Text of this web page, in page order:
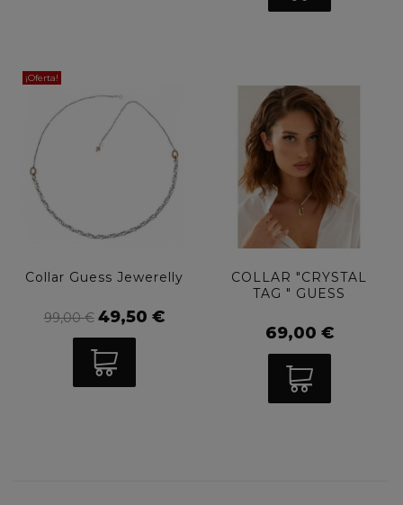
¡Oferta!
Collar Guess Jewerelly
99,00 € 49,50 €
COLLAR "CRYSTAL
TAG " GUESS
69,00 €